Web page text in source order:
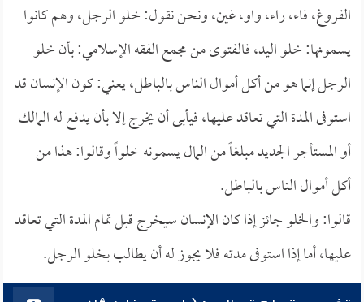
الفروغ، فاء، راء، واو، غين، ونحن نقول: خلو الرجل، وهم كانوا
يسمونها: خلو اليد، فالفتوى من مجمع الفقه الإسلامي: بأن خلو
الرجل إنما هو من أكل أموال الناس بالباطل، يعني: كون الإنسان قد
استوفى المدة التي تعاقد عليها، فيأبى أن يخرج إلا بأن يدفع له المالك
أو المستأجر الجديد مبلغاً من المال يسمونه خلواً وقالوا: هذا من
أكل أموال الناس بالباطل.
قالوا: والخلو جائز إذا كان الإنسان سيخرج قبل تمام المدة التي تعاقد
عليها، أما إذا استوفى مدته فلا يجوز له أن يطالب بخلو الرجل.